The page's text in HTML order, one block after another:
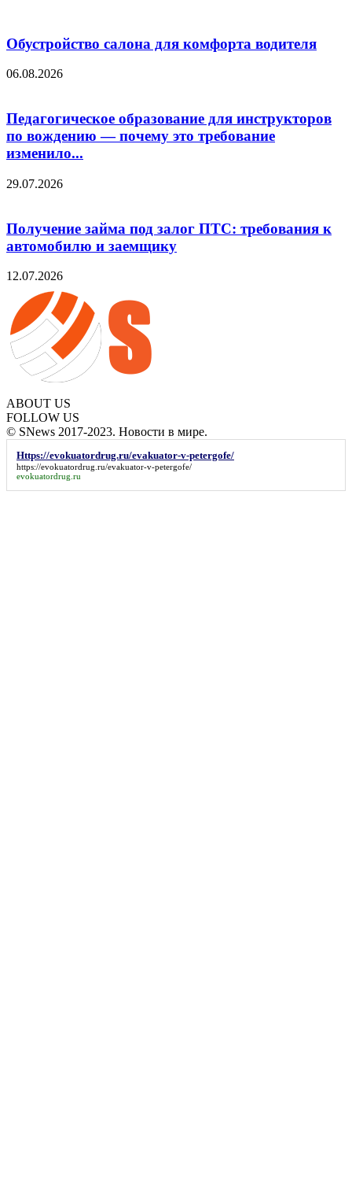
Обустройство салона для комфорта водителя
06.08.2026
Педагогическое образование для инструкторов
по вождению — почему это требование
изменило...
29.07.2026
Получение займа под залог ПТС: требования к
автомобилю и заемщику
12.07.2026
ABOUT US
FOLLOW US
© SNews 2017-2023. Новости в мире.
Https://evokuatordrug.ru/evakuator-v-petergofe/
https://evokuatordrug.ru/evakuator-v-petergofe/
evokuatordrug.ru